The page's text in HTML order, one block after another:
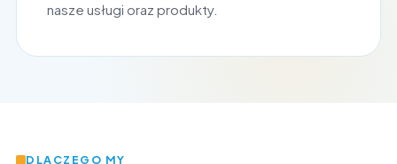
nasze usługi oraz produkty.
DLACZEGO MY